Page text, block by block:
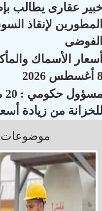
عقارى يطالب
لإنقاذ
الأسماك
2026
من زيادة